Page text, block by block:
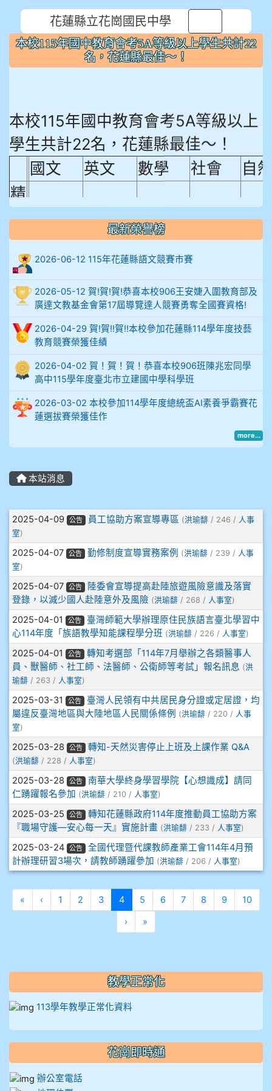
花蓮縣立花崗國民中學
本校115年國中教育會考5A等級以上學生共計22
名，花蓮縣最佳～！
本校115年國中教育會考5A等級以上
學生共計22名，花蓮縣最佳～！
國文
英文 數學 社會
自
精
熟
程
度
比
例
906陳兆宏 5A10+ 作文5
912余 嘉 5A10+
914謝佩臻 5A10+
902蘇奕愷
903陳品帆
904彭子庭
905蔣昇和
905周沛蓉
905鄭瑀安
906江彥臻
907張晏寧
908彭主豪
909林柏翰
909林玉楓
909林朝智
910謝尚橙
910呂芃澔
910溫婕伶
911王祉傑
911張 婷
最新榮譽榜
2026-06-12 115年花蓮縣語文競賽市賽
2026-05-12 賀!賀!賀!恭喜本校906王安婕入圍教育部及
廣達文教基金會第17屆導覽達人競賽勇奪全國賽資格!
2026-04-29 賀!賀!!賀!!本校參加花蓮縣114學年度技藝
教育競賽榮獲佳績
2026-04-02 賀！賀！賀！恭喜本校906班陳兆宏同學
高中115學年度臺北市立建國中學科學班
2026-03-02 本校參加114學年度總統盃AI素養爭霸賽花
蓮選拔賽榮獲佳作
more...
本站消息
文章列表
2025-04-09 公告 員工協助方案宣導專區 (洪瑜馡/ 246 / 人事
室)
2025-04-07 公告 勤修制度宣導實務案例 (洪瑜馡/ 239 / 人事
室)
2025-04-07 公告
陸委會宣導提高赴陸旅遊風險意識及落實
登錄，以減少國人赴陸意外及風險 (洪瑜馡 / 268 / 人事室)
2025-04-01 公告
臺灣師範大學辦理原住民族語言臺北學習中
心114年度「族語教學知能課程學分班 (洪瑜馡 / 226 / 人事室)
2025-04-01 公告
轉知考選部「114年7月舉辦之各類醫事人
員、獸醫師、社工師、法醫師、公衛師等考試」報名訊息 (洪
瑜馡 / 263 / 人事室)
2025-03-31 公告
臺灣人民領有中共居民身分證或定居證，均
屬違反臺灣地區與大陸地區人民關係條例 (洪瑜馡 / 220 / 人事
室)
2025-03-28 公告 轉知-天然災害停止上班及上課作業 Q&A
(洪瑜馡 / 228 / 人事室)
2025-03-28 公告
南華大學終身學習學院【心想識成】請同
仁踴躍報名參加 (洪瑜馡 / 210 / 人事室)
2025-03-25 公告
轉知花蓮縣政府114年度推動員工協助方案
『職場守護—安心每一天』實施計畫 (洪瑜馡 / 233 / 人事室)
2025-03-24 公告
全國代理暨代課教師產業工會114年4月預
計辦理研習3場次，請教師踴躍參加 (洪瑜馡 / 206 / 人事室)
« 第一頁
‹ 上一頁
1 2 3 4(目前頁次)
5 6 7 8 9
10
›下一頁
»最後頁
教學正常化
113學年教學正常化資料
花崗即時通
辦公室電話